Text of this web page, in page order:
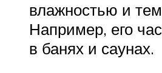
влажностью и
Например, его
в банях и саунах.